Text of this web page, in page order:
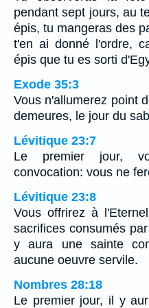
pendant sept jours, au
épis, tu mangeras des
t'en ai donné l'ordre,
épis que tu es sorti
Exode 35:3
Vous n'allumerez point
demeures, le jour du
Lévitique 23:7
Le premier jour,
convocation: vous ne
Lévitique 23:8
Vous offrirez à
sacrifices consumés
y aura une sainte
aucune oeuvre servile.
Nombres 28:18
Le premier jour, il y